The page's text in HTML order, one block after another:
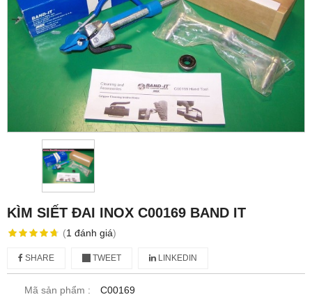
KÌM SIẾT ĐAI INOX C00169 BAND IT
(1 đánh giá)
SHARE TWEET LINKEDIN
Mã sản phẩm :
C00169